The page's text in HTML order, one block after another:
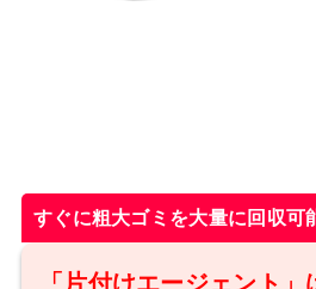
すぐに粗大ゴミを大量に回収可
「片付けエージェント